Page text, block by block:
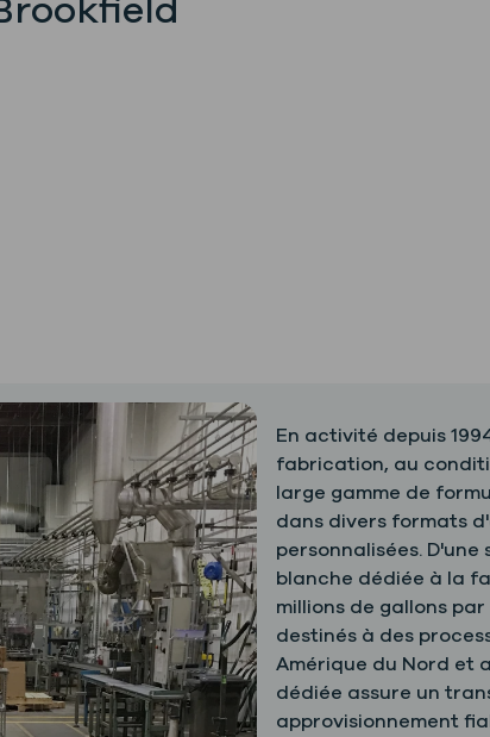
En activité depuis
fabrication, au
large gamme de
dans divers formats
personnalisées.
blanche dédiée à la
millions de gallons
destinés à des
Amérique du Nord et
dédiée assure un
approvisionnement